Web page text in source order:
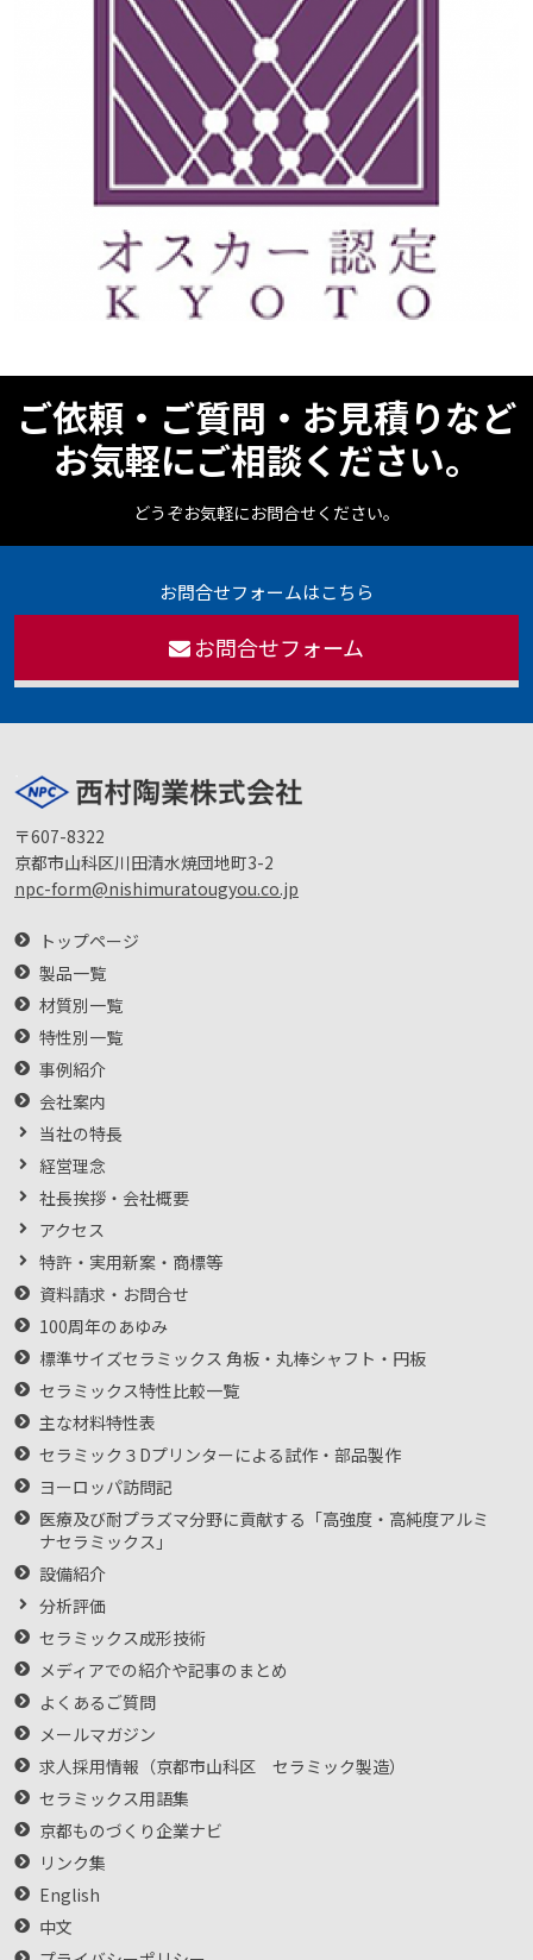
ご依頼・ご質問・お見積りなど
お気軽にご相談ください。
どうぞお気軽にお問合せください。
お問合せフォームはこちら
お問合せフォーム
〒607-8322
京都市山科区川田清水焼団地町3-2
npc-form@nishimuratougyou.co.jp
トップページ
製品一覧
材質別一覧
特性別一覧
事例紹介
会社案内
当社の特長
経営理念
社長挨拶・会社概要
アクセス
特許・実用新案・商標等
資料請求・お問合せ
100周年のあゆみ
標準サイズセラミックス 角板・丸棒シャフト・円板
セラミックス特性比較一覧
主な材料特性表
セラミック３Dプリンターによる試作・部品製作
ヨーロッパ訪問記
医療及び耐プラズマ分野に貢献する「高強度・高純度アルミ
ナセラミックス」
設備紹介
分析評価
セラミックス成形技術
メディアでの紹介や記事のまとめ
よくあるご質問
メールマガジン
求人採用情報（京都市山科区 セラミック製造）
セラミックス用語集
京都ものづくり企業ナビ
リンク集
English
中文